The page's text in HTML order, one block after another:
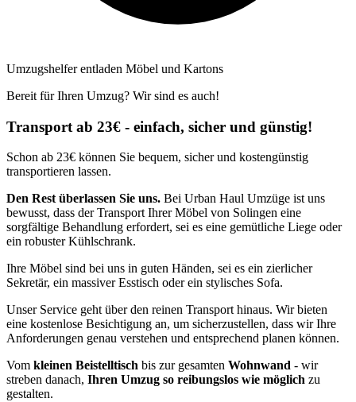
Umzugshelfer entladen Möbel und Kartons
Bereit für Ihren Umzug? Wir sind es auch!
Transport ab 23€ - einfach, sicher und günstig!
Schon ab 23€ können Sie bequem, sicher und kostengünstig
transportieren lassen.
Den Rest überlassen Sie uns. Bei Urban Haul Umzüge ist uns
bewusst, dass der Transport Ihrer Möbel von Solingen eine
sorgfältige Behandlung erfordert, sei es eine gemütliche Liege oder
ein robuster Kühlschrank.
Ihre Möbel sind bei uns in guten Händen, sei es ein zierlicher
Sekretär, ein massiver Esstisch oder ein stylisches Sofa.
Unser Service geht über den reinen Transport hinaus. Wir bieten
eine kostenlose Besichtigung an, um sicherzustellen, dass wir Ihre
Anforderungen genau verstehen und entsprechend planen können.
Vom kleinen Beistelltisch bis zur gesamten Wohnwand - wir
streben danach, Ihren Umzug so reibungslos wie möglich zu
gestalten.